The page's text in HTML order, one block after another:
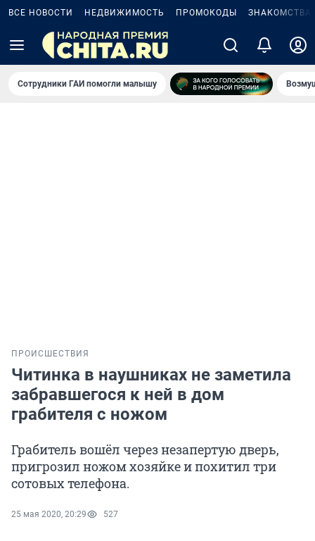
ВСЕ НОВОСТИ НЕДВИЖИМОСТЬ ПРОМОКОДЫ ЗНАКОМСТВА
Сотрудники ГАИ помогли малышу
ПРОИСШЕСТВИЯ
Читинка в наушниках не заметила
забравшегося к ней в дом
грабителя с ножом
Грабитель вошёл через незапертую дверь,
пригрозил ножом хозяйке и похитил три
сотовых телефона.
25 мая 2020, 20:29 527